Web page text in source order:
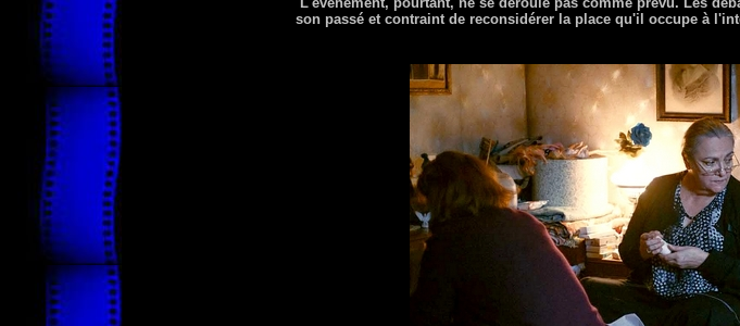
son passé et contraint de reconsidérer la place qu'il occupe à